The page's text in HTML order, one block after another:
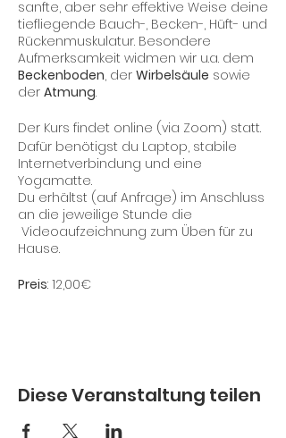
sanfte, aber sehr effektive Weise deine
tiefliegende Bauch-, Becken-, Hüft- und
Rückenmuskulatur. Besondere
Aufmerksamkeit widmen wir u.a. dem
Beckenboden, der Wirbelsäule sowie
der Atmung.
Der Kurs findet online (via Zoom) statt.
Dafür benötigst du Laptop, stabile
Internetverbindung und eine
Yogamatte.
Du erhältst (auf Anfrage) im Anschluss
an die jeweilige Stunde die
Videoaufzeichnung zum Üben für zu
Hause.
Preis: 12,00€
Diese Veranstaltung teilen